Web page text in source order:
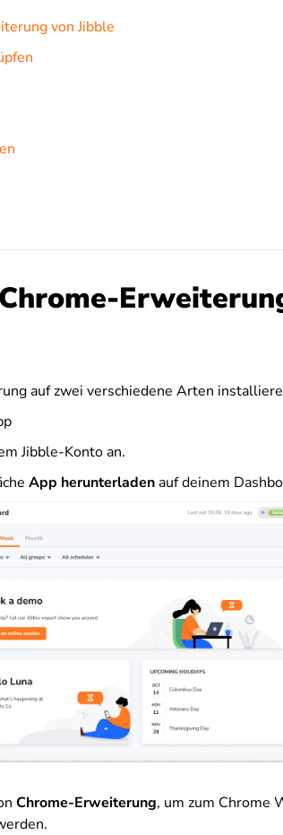
von Jibble
auf zwei verschiedene Arten
Jibble-Konto an.
App herunterladenauf deinem
Chrome-Erweiterung, um zum Chrome
.